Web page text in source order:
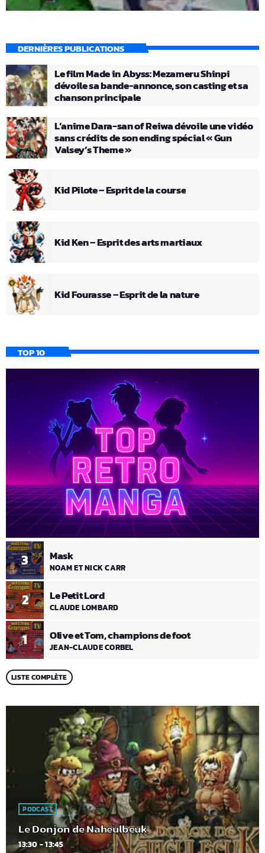
DERNIÈRES PUBLICATIONS
Le film Made in Abyss: Mezameru Shinpi
dévoile sa bande-annonce, son casting et sa
chanson principale
L’anime Dara-san of Reiwa dévoile une vidéo
sans crédits de son ending spécial « Gun
Valsey’s Theme »
Kid Pilote – Esprit de la course
Kid Ken – Esprit des arts martiaux
Kid Fourasse – Esprit de la nature
TOP 10
1 Olive et Tom, champions de foot
JEAN-CLAUDE CORBEL
2 Le Petit Lord
CLAUDE LOMBARD
3 Mask
NOAM ET NICK CARR
LISTE COMPLÈTE
PODCAST
Le Donjon de Naheulbeuk
13:30 - 13:45